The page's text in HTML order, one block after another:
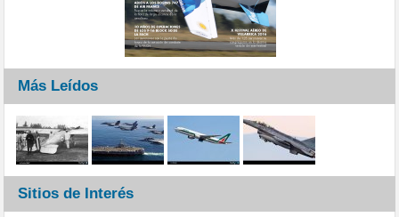
Más Leídos
Sitios de Interés